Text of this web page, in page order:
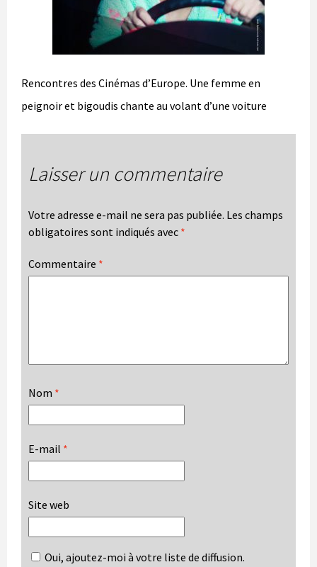
Rencontres des Cinémas d’Europe. Une femme en
peignoir et bigoudis chante au volant d’une voiture
Laisser un commentaire
Votre adresse e-mail ne sera pas publiée. Les champs
obligatoires sont indiqués avec *
Commentaire *
Nom *
E-mail *
Site web
Oui, ajoutez-moi à votre liste de diffusion.